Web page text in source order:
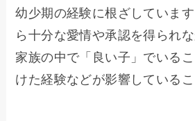
幼少期の経験に根ざしていま
ら十分な愛情や承認を得られな
家族の中で「良い子」でいる
けた経験などが影響しているこ